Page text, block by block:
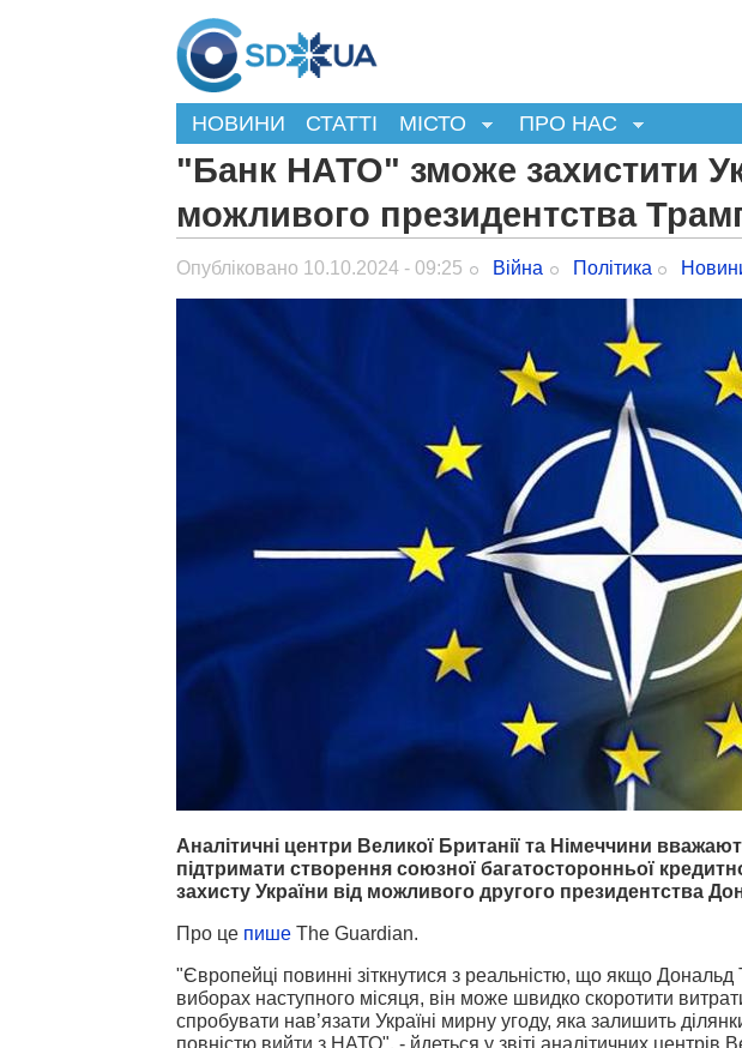
НОВИНИ СТАТТІ МІСТО ПРО НАС
"Банк НАТО" зможе захистити
можливого президентства
Опубліковано 10.10.2024 - 09:25 Війна Політика
Аналітичні центри Великої Британії та Німеччини
підтримати створення союзної багатосторонньої
захисту України від можливого другого президентства
Про це пише The Guardian.
"Європейці повинні зіткнутися з реальністю, що якщо
виборах наступного місяця, він може швидко скоротити
спробувати нав’язати Україні мирну угоду, яка залишить ділянки
повністю вийти з НАТО", - йдеться у звіті аналітичних центрів